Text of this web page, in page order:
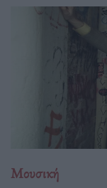
Μουσική